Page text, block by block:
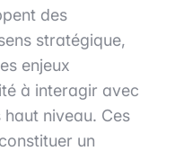
des
stratégique,
enjeux
à interagir avec
niveau. Ces
un